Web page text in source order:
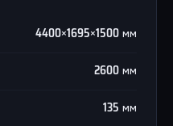
4400×1695×1500 мм
2600 мм
135 мм